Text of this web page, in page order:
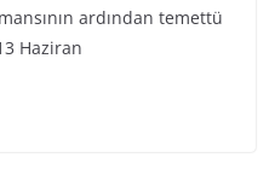
ardından temettü
Haziran